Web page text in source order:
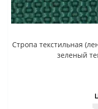
Стропа текстильная
зеленый